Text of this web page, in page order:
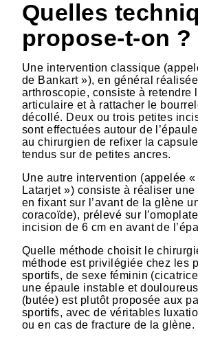
Quelles
propose-t-on ?
Une intervention classique
de Bankart »), en général
arthroscopie, consiste à retendre
articulaire et à rattacher le
décollé. Deux ou trois petites
sont effectuées autour de
au chirurgien de refixer la
tendus sur de petites ancres.
Une autre intervention (appelée
Latarjet ») consiste à réaliser
en fixant sur l’avant de la glène
coracoïde), prélevé sur
incision de 6 cm en avant de
Quelle méthode choisit le
méthode est privilégiée chez les
sportifs, de sexe féminin
une épaule instable et
(butée) est plutôt proposée aux
sportifs, avec de véritables
ou en cas de fracture de la glène.